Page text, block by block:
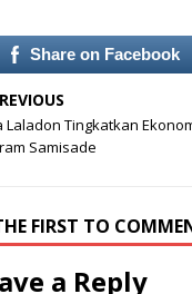
Share on Facebook
Laladon Tingkatkan
Samisade
FIRST TO
a Reply